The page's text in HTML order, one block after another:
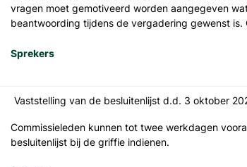
vragen moet gemotiveerd worden aangegeven
beantwoording tijdens de vergadering gewenst
Sprekers
Vaststelling van de besluitenlijst d.d. 3 oktober
Commissieleden kunnen tot twee werkdagen
besluitenlijst bij de griffie indienen.